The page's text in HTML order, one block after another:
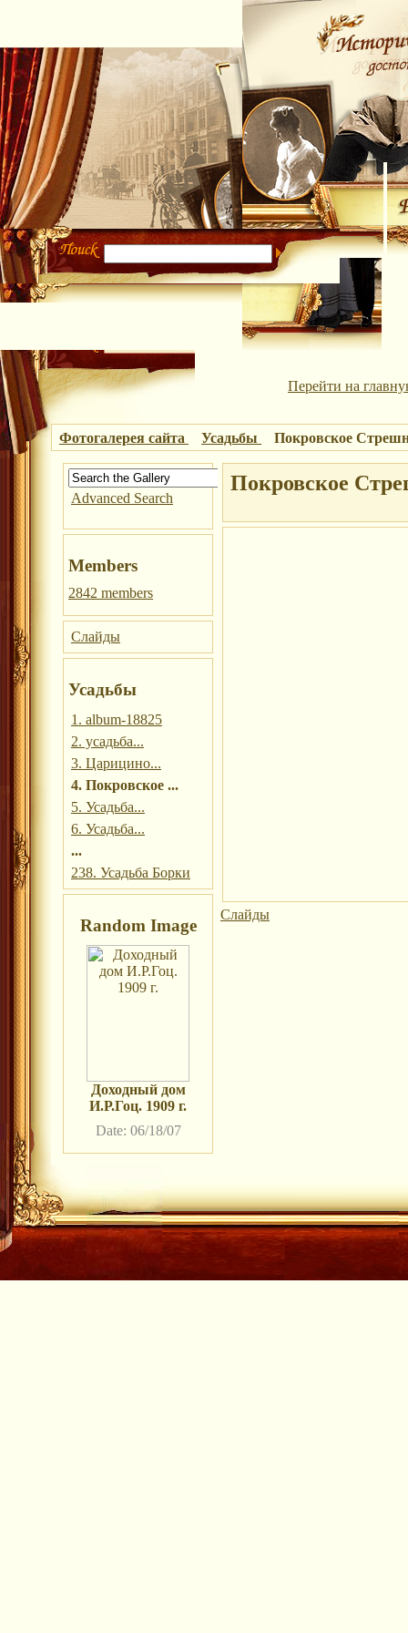
Перейти на
Фотогалерея сайта Усадьбы Покровское
Advanced Search
Members
2842 members
Слайды
Усадьбы
1. album-18825
2. усадьба...
3. Царицино...
4. Покровское ...
5. Усадьба...
6. Усадьба...
...
238. Усадьба Борки
Random Image
Доходный дом
И.Р.Гоц. 1909 г.
Date: 06/18/07
Покровское
Слайды